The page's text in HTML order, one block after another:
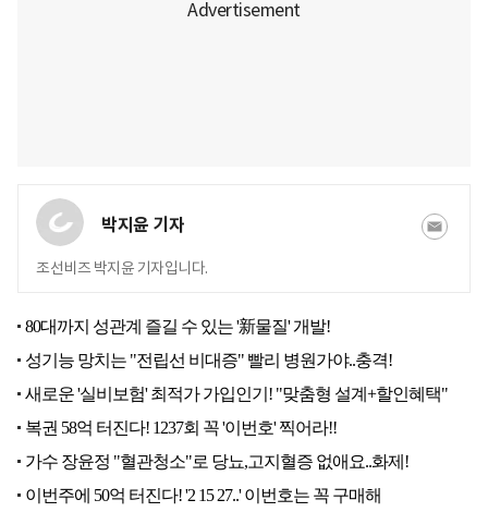
박지윤 기자
조선비즈 박지윤 기자입니다.